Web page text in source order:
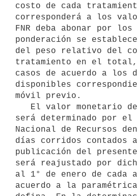
costo de cada
corresponderá a los
FNR deba abonar por los
ponderación se
del peso relativo del
tratamiento en el total,
casos de acuerdo a los
disponibles
móvil previo.
será determinado por el
Nacional de Recursos
días corridos
publicación del
será reajustado por
al 1° de enero de cada
acuerdo a la